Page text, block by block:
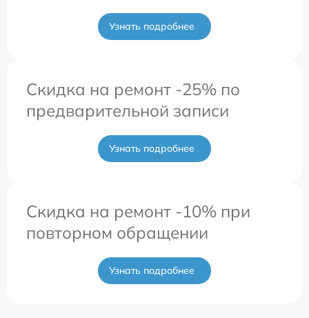
Узнать подробнее
Скидка на ремонт -25% по
предварительной записи
Узнать подробнее
Скидка на ремонт -10% при
повторном обращении
Узнать подробнее